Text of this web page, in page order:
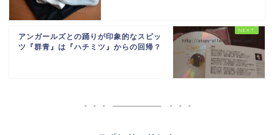
アンガールズとの踊りが印象的なスピッ
ツ『群青』は『ハチミツ』からの回帰？